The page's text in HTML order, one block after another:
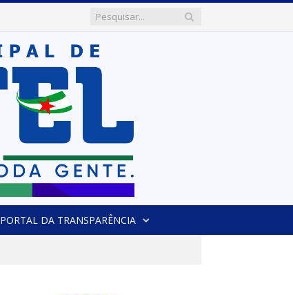
PORTAL DA TRANSPARÊNCIA